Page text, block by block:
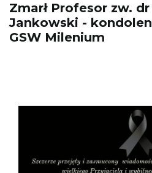
Zmarł Profesor zw.
Jankowski -
GSW Milenium